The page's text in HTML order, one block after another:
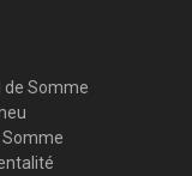
de Somme
Somme